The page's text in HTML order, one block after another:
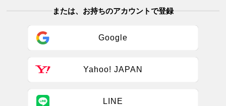
または、お持ちのアカウントで登録
Google
Yahoo! JAPAN
LINE